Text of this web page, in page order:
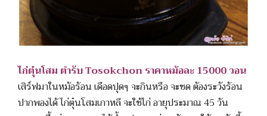
ไก่ตุ๋นโสม ตำรับ Tosokchon ราคาหม้อละ 15000 วอน
เสิร์ฟมาในหม้อร้อน เดือดปุดๆ จะกินหรือ จะซด ต้องระวังร้อน
ปากพองได้ ไก่ตุ๋นโสมเกาหลี จะใช้ไก่ อายุประมาณ 45 วัน